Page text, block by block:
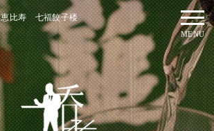
恵比寿 七福餃子楼
MENU